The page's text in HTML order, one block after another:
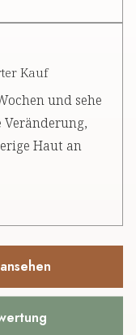
Kauf
und sehe
Veränderung,
Haut an